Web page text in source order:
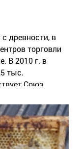
древности, в
торговли
В 2010 г. в
тыс.
Союз